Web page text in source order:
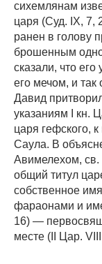
сихемлянам
царя (Суд. IX, 7,
ранен в голову
брошенным
сказали, что
его мечом, и
Давид
указаниям I кн.
царя гефского,
Саула. В
Авимелехом, св.
общий титул
собственное
фараонами и
16) —
месте (II Цар.